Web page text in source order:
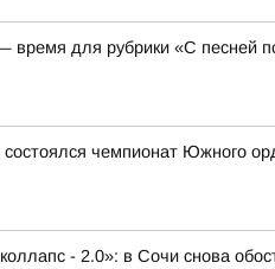
время для рубрики «С песней
чемпионат Южного
- 2.0»: в Сочи снова